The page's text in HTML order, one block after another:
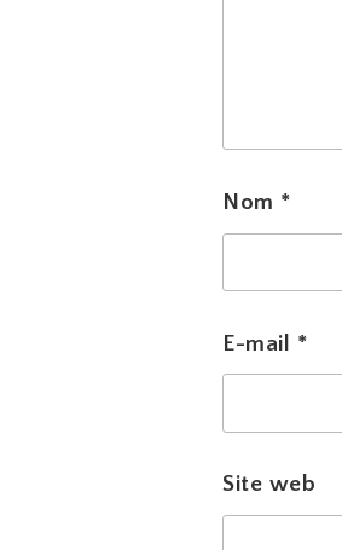
Nom *
E-mail *
Site web